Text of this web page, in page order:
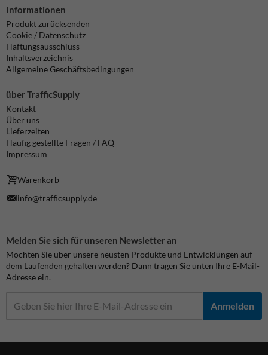
Informationen
Produkt zurücksenden
Cookie / Datenschutz
Haftungsausschluss
Inhaltsverzeichnis
Allgemeine Geschäftsbedingungen
über TrafficSupply
Kontakt
Über uns
Lieferzeiten
Häufig gestellte Fragen / FAQ
Impressum
Warenkorb
info@trafficsupply.de
Melden Sie sich für unseren Newsletter an
Möchten Sie über unsere neusten Produkte und Entwicklungen auf
dem Laufenden gehalten werden? Dann tragen Sie unten Ihre E-Mail-
Adresse ein.
Anmelden